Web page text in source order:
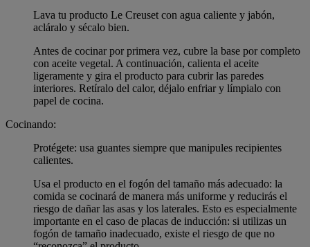
Lava tu producto Le Creuset con agua caliente y jabón,
acláralo y sécalo bien.
Antes de cocinar por primera vez, cubre la base por completo
con aceite vegetal. A continuación, calienta el aceite
ligeramente y gira el producto para cubrir las paredes
interiores. Retíralo del calor, déjalo enfriar y límpialo con
papel de cocina.
Cocinando:
Protégete: usa guantes siempre que manipules recipientes
calientes.
Usa el producto en el fogón del tamaño más adecuado: la
comida se cocinará de manera más uniforme y reducirás el
riesgo de dañar las asas y los laterales. Esto es especialmente
importante en el caso de placas de inducción: si utilizas un
fogón de tamaño inadecuado, existe el riesgo de que no